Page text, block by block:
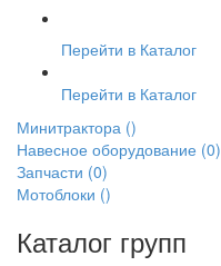
Перейти в Каталог
Перейти в Каталог
Минитрактора ()
Навесное оборудование (0)
Запчасти (0)
Мотоблоки ()
Каталог групп